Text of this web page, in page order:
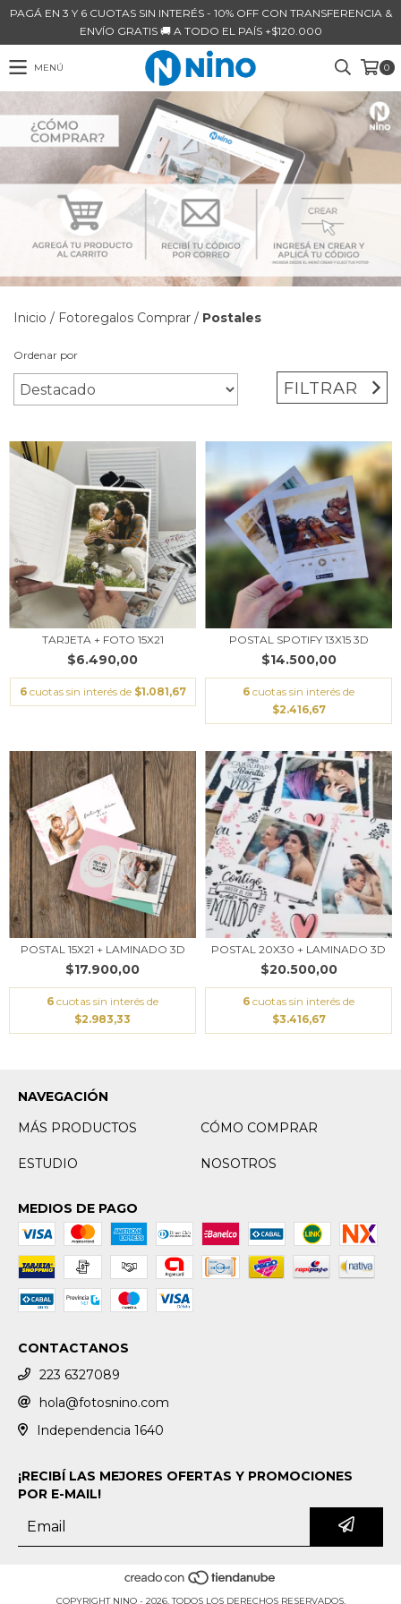
PAGÁ EN 3 Y 6 CUOTAS SIN INTERÉS - 10% OFF CON TRANSFERENCIA &
ENVÍO GRATIS 🚚 A TODO EL PAÍS +$120.000
MENÚ 0
Inicio / Fotoregalos Comprar / Postales
Ordenar por
FILTRAR
TARJETA + FOTO 15X21
$6.490,00
6 cuotas sin interés de $1.081,67
POSTAL SPOTIFY 13X15 3D
$14.500,00
6 cuotas sin interés de
$2.416,67
POSTAL 15X21 + LAMINADO 3D
$17.900,00
6 cuotas sin interés de
$2.983,33
POSTAL 20X30 + LAMINADO 3D
$20.500,00
6 cuotas sin interés de
$3.416,67
NAVEGACIÓN
MÁS PRODUCTOS
CÓMO COMPRAR
ESTUDIO NOSOTROS
MEDIOS DE PAGO
CONTACTANOS
223 6327089
hola@fotosnino.com
Independencia 1640
¡RECIBÍ LAS MEJORES OFERTAS Y PROMOCIONES
POR E-MAIL!
COPYRIGHT NINO - 2026. TODOS LOS DERECHOS RESERVADOS.